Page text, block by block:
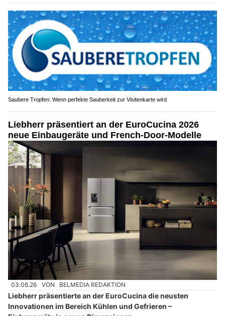
Saubere Tropfen: Wenn perfekte Sauberkeit zur Visitenkarte wird
Liebherr präsentiert an der EuroCucina 2026
neue Einbaugeräte und French-Door-Modelle
03.06.26 VON BELMEDIA REDAKTION
Liebherr präsentierte an der EuroCucina die neusten
Innovationen im Bereich Kühlen und Gefrieren –